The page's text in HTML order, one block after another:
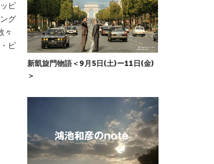
ピ
グ
々
ピ
新凱旋門物語＜9月5日(土)ー11日(金)
＞